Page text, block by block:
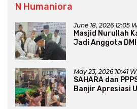
N Humaniora
June 18, 2026 12:05
Masjid Nurullah
Jadi Anggota
May 23, 2026 10:41
SAHARA dan
Banjir Apresiasi